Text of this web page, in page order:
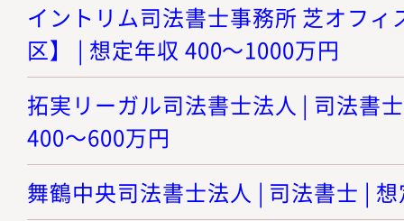
イントリム司法書士事務所 芝オフ
区】 | 想定年収 400～1000万円
拓実リーガル司法書士法人 | 司法書
400～600万円
舞鶴中央司法書士法人 | 司法書士 |